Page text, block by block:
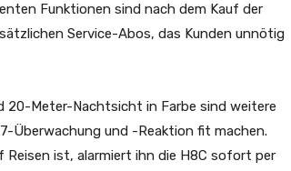
Funktionen sind nach dem Kauf der
Service-Abos, das Kunden unnötig
20-Meter-Nachtsicht in Farbe sind weitere
Überwachung und -Reaktion fit machen.
ist, alarmiert ihn die H8C sofort per